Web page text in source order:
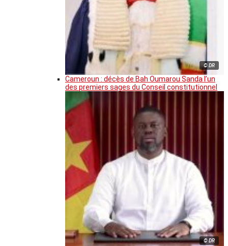
© DR
Cameroun : décès de Bah Oumarou Sanda l’un
des premiers sages du Conseil constitutionnel
© DR